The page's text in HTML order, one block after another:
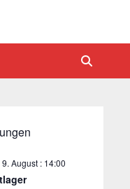
9. August : 14:00